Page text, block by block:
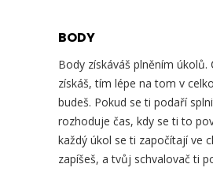
BODY
Body získáváš plněním úkolů.
získáš, tím lépe na tom v
budeš. Pokud se ti podaří
rozhoduje čas, kdy se ti to
každý úkol se ti započítají ve
zapíšeš, a tvůj schvalovač ti